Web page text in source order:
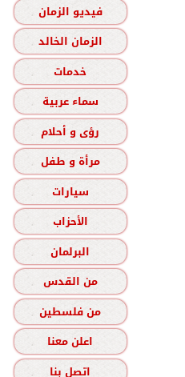
فيديو الزمان
الزمان الخالد
خدمات
سماء عربية
رؤى و أحلام
مرأة و طفل
سيارات
الأحزاب
البرلمان
من القدس
من فلسطين
اعلن معنا
اتصل بنا